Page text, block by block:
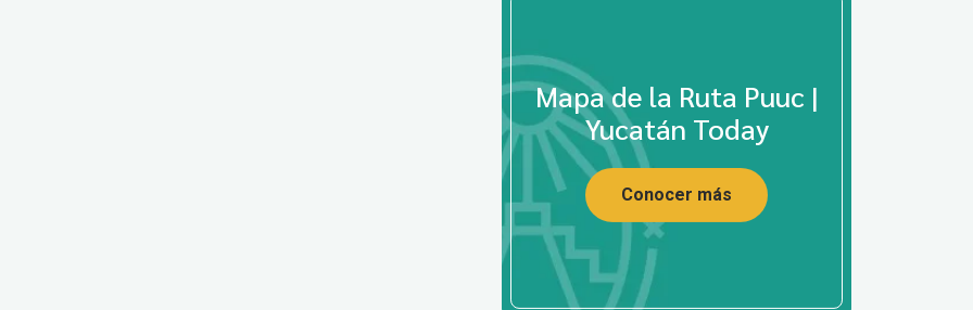
Mapa de la Ruta Puuc |
Yucatán Today
Conocer más